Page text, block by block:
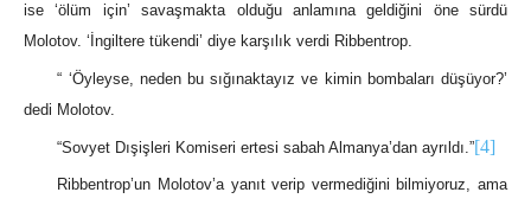
ise ‘ölüm için’ savaşmakta olduğu anlamına geldiğini öne sürdü
Molotov. ‘İngiltere tükendi’ diye karşılık verdi Ribbentrop.
“ ‘Öyleyse, neden bu sığınaktayız ve kimin bombaları düşüyor?’
dedi Molotov.
“Sovyet Dışişleri Komiseri ertesi sabah Almanya’dan ayrıldı.”[4]
Ribbentrop’un Molotov’a yanıt verip vermediğini bilmiyoruz, ama